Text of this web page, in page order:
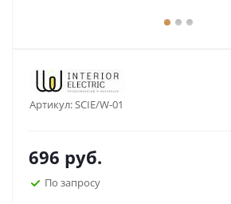
Артикул:SCIE/W-01
696 руб.
По запросу